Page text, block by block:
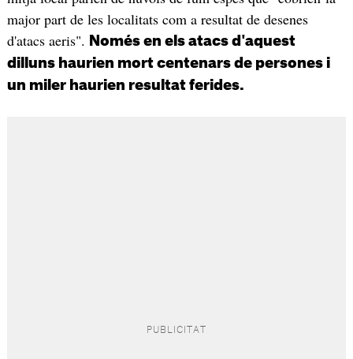
major part de les localitats com a resultat de desenes
d'atacs aeris".
Només en els atacs d'aquest
dilluns haurien mort centenars de persones i
un miler haurien resultat ferides.